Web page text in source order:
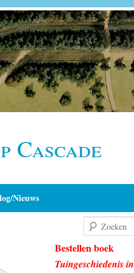
Cascade
Nieuws
Bestellen boek
Tuingeschiedenis in